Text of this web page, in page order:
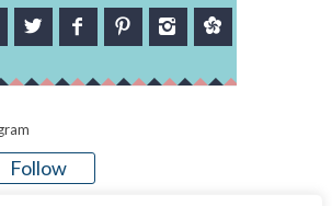
Follow